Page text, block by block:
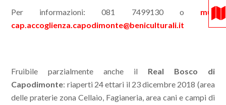
Per informazioni: 081 7499130 o mu-
cap.accoglienza.capodimonte@beniculturali.it
Fruibile parzialmente anche il Real Bosco di
Capodimonte: riaperti 24 ettari il 23 dicembre 2018 (area
delle praterie zona Cellaio, Fagianeria, area cani e campi di